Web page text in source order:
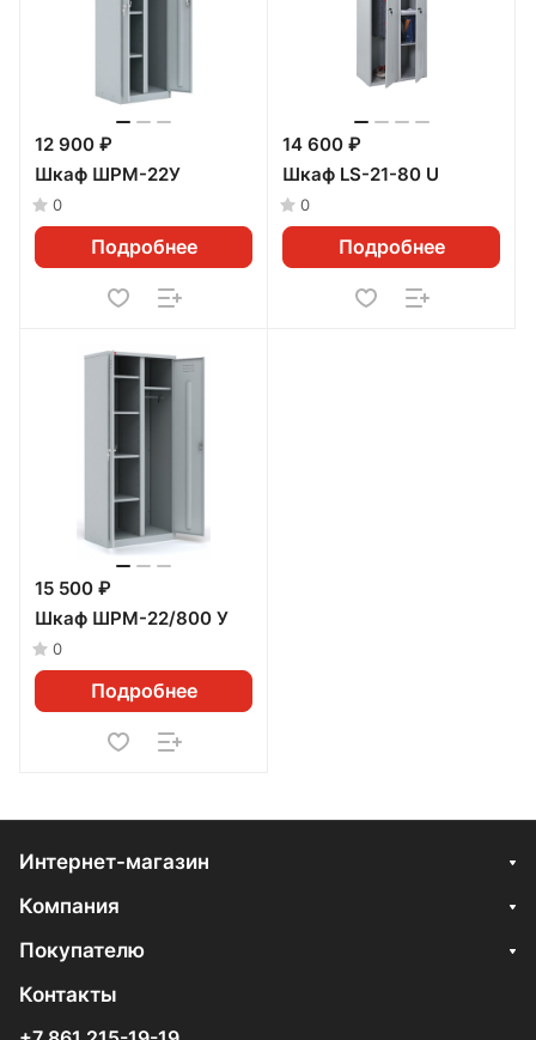
12 900 ₽
Шкаф ШРМ-22У
0
Подробнее
14 600 ₽
Шкаф LS-21-80 U
0
Подробнее
15 500 ₽
Шкаф ШРМ-22/800 У
0
Подробнее
Интернет-магазин
Компания
Покупателю
Контакты